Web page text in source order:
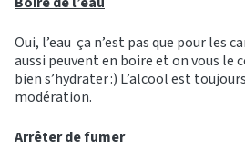
Oui, l’eau ça n’est pas que pour les
aussi peuvent en boire et on vous le
bien s’hydrater :) L’alcool est
modération.
Arrêter de fumer